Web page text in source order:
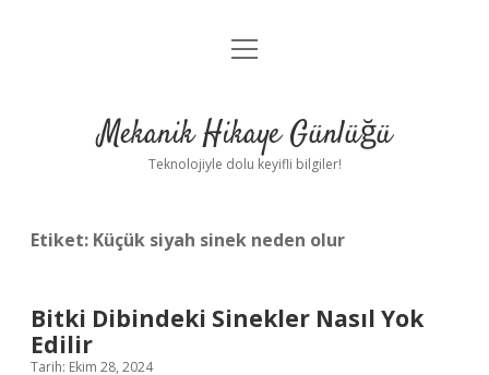
Anasayfa
Yasal Uyarı
menüyü
Mekanik Hikaye Günlüğü
Teknolojiyle dolu keyifli bilgiler!
Etiket: Küçük siyah sinek neden olur
Bitki Dibindeki Sinekler Nasıl Yok
Edilir
Tarih: Ekim 28, 2024